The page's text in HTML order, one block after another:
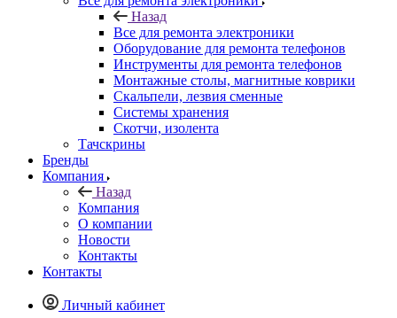
Назад
Все для ремонта электроники
Оборудование для ремонта телефонов
Инструменты для ремонта телефонов
Монтажные столы, магнитные коврики
Скальпели, лезвия сменные
Системы хранения
Скотчи, изолента
Тачскрины
Бренды
Компания
Назад
Компания
О компании
Новости
Контакты
Контакты
Личный кабинет